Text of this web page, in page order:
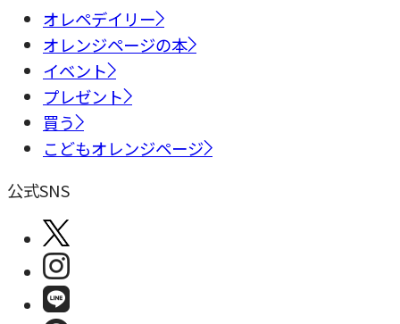
オレペデイリー
オレンジページの本
イベント
プレゼント
買う
こどもオレンジページ
公式SNS